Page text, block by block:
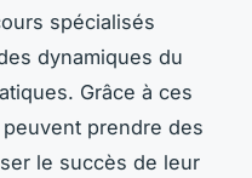
spécialisés
dynamiques du
Grâce à ces
prendre des
le succès de leur